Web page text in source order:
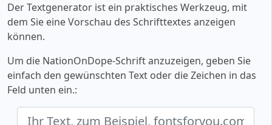
Der Textgenerator ist ein praktisches Werkzeug, mit
dem Sie eine Vorschau des Schrifttextes anzeigen
können.
Um die NationOnDope-Schrift anzuzeigen, geben Sie
einfach den gewünschten Text oder die Zeichen in das
Feld unten ein.: